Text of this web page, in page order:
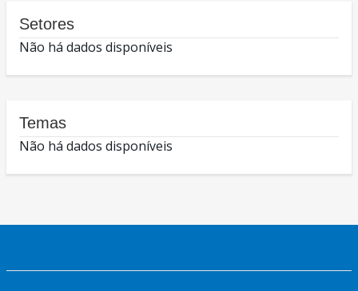
Setores
Não há dados disponíveis
Temas
Não há dados disponíveis